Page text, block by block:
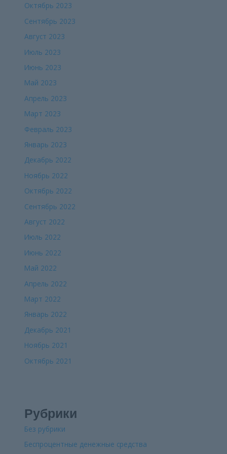
Октябрь 2023
Сентябрь 2023
Август 2023
Июль 2023
Июнь 2023
Май 2023
Апрель 2023
Март 2023
Февраль 2023
Январь 2023
Декабрь 2022
Ноябрь 2022
Октябрь 2022
Сентябрь 2022
Август 2022
Июль 2022
Июнь 2022
Май 2022
Апрель 2022
Март 2022
Январь 2022
Декабрь 2021
Ноябрь 2021
Октябрь 2021
Рубрики
Без рубрики
Беспроцентные денежные средства